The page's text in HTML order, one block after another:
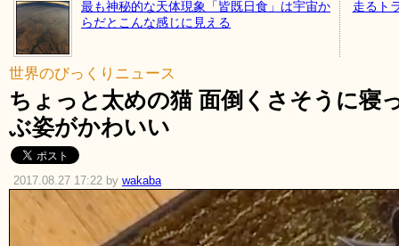
最も神秘的な天体現象「皆既日食」は宇宙か
らだとこんな感じに見える
走るト
世界のびっくりニュース
ちょっと太めの猫 面倒くさそうに寝
ぶ姿がかわいい
2017.08.27 17:22 by wakaba